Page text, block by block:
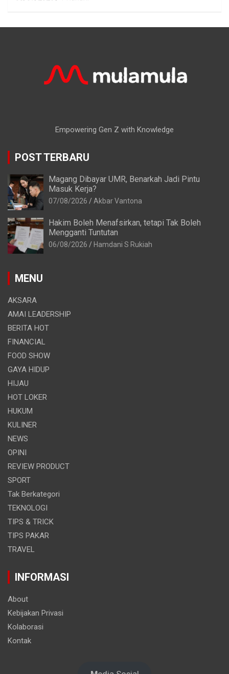
Empowering Gen Z with Knowledge
POST TERBARU
Magang Dibayar UMR, Benarkah Jadi Pintu
Masuk Kerja?
07/08/2026 Akbar Vantona
Hakim Boleh Menafsirkan, tetapi Tak Boleh
Mengganti Tuntutan
06/08/2026 Hamdani S Rukiah
MENU
AKSARA
AMAI LEADERSHIP
BERITA HOT
FINANCIAL
FOOD SHOW
GAYA HIDUP
HIJAU
HOT LOKER
HUKUM
KULINER
NEWS
OPINI
REVIEW PRODUCT
SPORT
Tak Berkategori
TEKNOLOGI
TIPS & TRICK
TIPS PAKAR
TRAVEL
INFORMASI
About
Kebijakan Privasi
Kolaborasi
Kontak